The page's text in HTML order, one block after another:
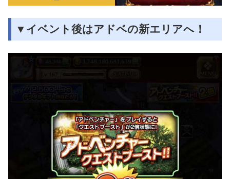
▼イベント後はアドベの新エリアへ！